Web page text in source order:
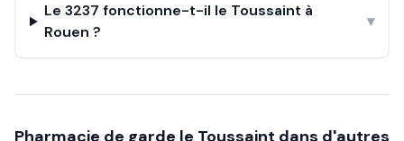
Le 3237 fonctionne-t-il le Toussaint à
Rouen ?
▾
Pharmacie de garde le Toussaint dans d'autres